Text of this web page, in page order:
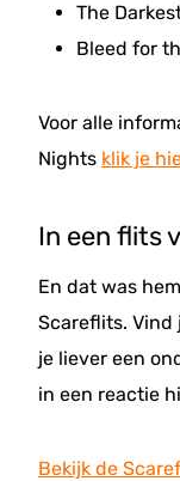
The
Bleed for
Voor alle
Nights klik je
In een flits
En dat was
Scareflits. Vind
je liever een
in een reactie
Bekijk de